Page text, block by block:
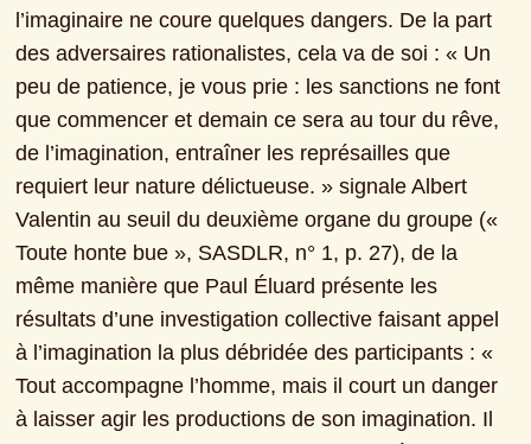
l’imaginaire ne coure quelques dangers. De la part
des adversaires rationalistes, cela va de soi : « Un
peu de patience, je vous prie : les sanctions ne font
que commencer et demain ce sera au tour du rêve,
de l’imagination, entraîner les représailles que
requiert leur nature délictueuse. » signale Albert
Valentin au seuil du deuxième organe du groupe («
Toute honte bue », SASDLR, n° 1, p. 27), de la
même manière que Paul Éluard présente les
résultats d’une investigation collective faisant appel
à l’imagination la plus débridée des participants : «
Tout accompagne l’homme, mais il court un danger
à laisser agir les productions de son imagination. Il